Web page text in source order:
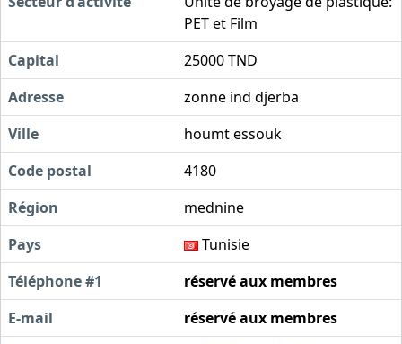
PET et Film
Capital
25000 TND
Adresse
zonne ind djerba
Ville
houmt essouk
Code postal
4180
Région
mednine
Pays
Tunisie
Téléphone #1
réservé aux membres
E-mail
réservé aux membres